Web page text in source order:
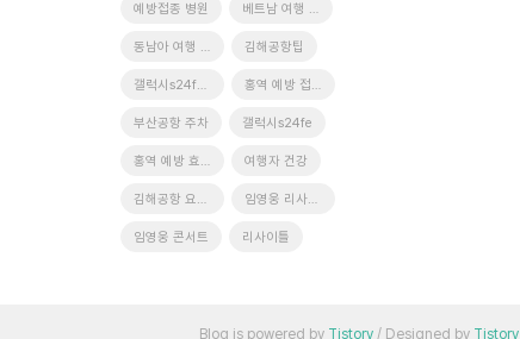
예방접종 병원 베트남 여행 준비
동남아 여행 준비 김해공항팁
갤럭시s24fe 출시일 홍역 예방 접종
부산공항 주차 갤럭시s24fe
홍역 예방 효과 여행자 건강
김해공항 요금표 임영웅 리사이틀 콘서트 티켓팅 팁
임영웅 콘서트 리사이틀
Blog is powered by Tistory / Designed by Tistory